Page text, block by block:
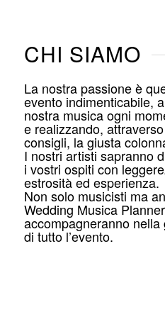
CHI SIAMO
La nostra passione è
evento indimenticabile,
nostra musica ogni
e realizzando,
consigli, la giusta
I nostri artisti sapranno
i vostri ospiti con
estrosità ed esperienza.
Non solo musicisti ma
Wedding Musica
accompagneranno
di tutto l’evento.